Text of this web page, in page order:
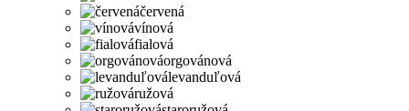
červená
vínová
fialová
orgovánová
levanduľová
ružová